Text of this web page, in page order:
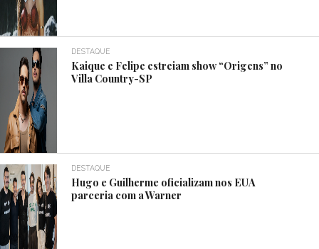
DESTAQUE
Kaique e Felipe estreiam show “Origens” no
Villa Country-SP
DESTAQUE
Hugo e Guilherme oficializam nos EUA
parceria com a Warner